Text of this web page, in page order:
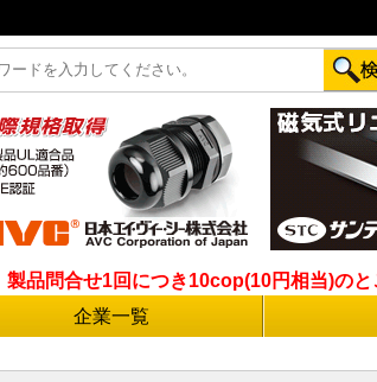
品問合せ1回につき10cop(10円相当)の
企業一覧